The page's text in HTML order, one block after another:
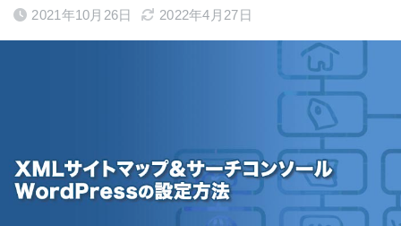
2021年10月26日 2022年4月27日